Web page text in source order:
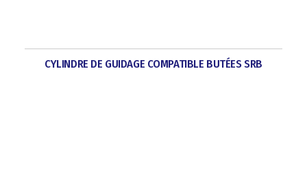
CYLINDRE DE GUIDAGE COMPATIBLE BUTÉES SRB